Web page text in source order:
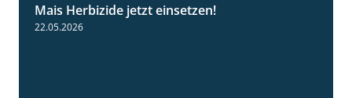
Mais Herbizide jetzt einsetzen!
22.05.2026